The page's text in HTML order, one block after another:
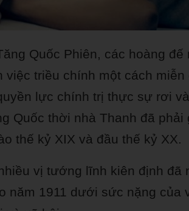
Quốc Phiên, các hoàng đế
việc triều chính một cách miễn
lực chính trị thực sự rơi
Quốc thời nhà Thanh đã phải
thế kỷ XIX và đầu thế kỷ XX.
vị tướng lĩnh kiên định đã
năm 1911 dưới sức nặng của